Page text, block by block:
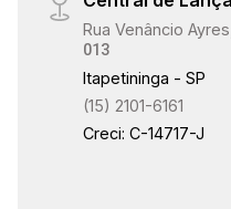
18:30
19:00
área com grande
e retorno.
Rua Venâncio
013
Itapetininga - SP
(15) 2101-6161
Creci: C-14717-J